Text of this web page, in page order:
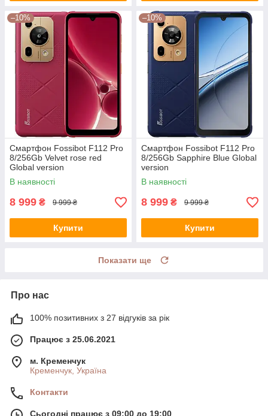
–10%
Смартфон Fossibot F112 Pro
8/256Gb Velvet rose red
Global version
В наявності
8 999 ₴ 9 999 ₴
Купити
–10%
Смартфон Fossibot F112 Pro
8/256Gb Sapphire Blue Global
version
В наявності
8 999 ₴ 9 999 ₴
Купити
Показати ще
Про нас
100% позитивних з 27 відгуків за рік
Працює з 25.06.2021
м. Кременчук
Кременчук, Україна
Контакти
Сьогодні працює з 09:00 до 19:00